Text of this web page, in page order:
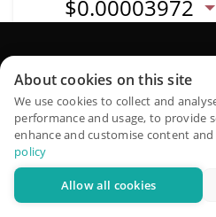
$0.00003972
mercado
$39,704
Mais informação
QuantPilot é uma plataforma
agentes autônomos criam,
estratégias e conduzem
Experimente
About cookies on this site
We use cookies to collect and
performance and usage, to provide
enhance and customise content
policy
Allow all cookies